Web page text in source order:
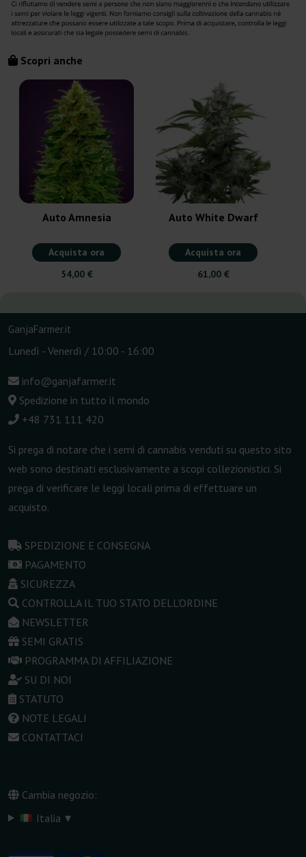
Scopri anche
Auto Amnesia
Acquista ora
54,00 €
Auto White Dwarf
Acquista ora
61,00 €
GanjaFarmer.it
Lunedì - Venerdì / 10:00 - 16:00
info@ganjafarmer.it
Spedizione in tutto il mondo
+48 731 111 420
Si prega di notare che i semi di cannabis venduti su questo sito
web sono destinati esclusivamente a scopi collezionistici. Si
prega di verificare le leggi locali prima di effettuare un
acquisto.
SPEDIZIONE E CONSEGNA
PAGAMENTO
SICUREZZA
CONTROLLA IL TUO STATO DELL'ORDINE
NEWSLETTER
SEMI GRATIS
PROGRAMMA DI AFFILIAZIONE
SU DI NOI
STATUTO
NOTE LEGALI
CONTATTACI
Cambia negozio:
Italia ▾